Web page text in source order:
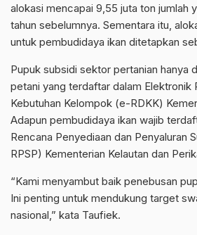
alokasi mencapai 9,55 juta ton jumlah
tahun sebelumnya. Sementara itu,
untuk pembudidaya ikan ditetapkan
Pupuk subsidi sektor pertanian hanya
petani yang terdaftar dalam Elektronik
Kebutuhan Kelompok (e-RDKK)
Adapun pembudidaya ikan wajib
Rencana Penyediaan dan Penyaluran
RPSP) Kementerian Kelautan dan
“Kami menyambut baik penebusan
Ini penting untuk mendukung target
nasional,” kata Taufiek.